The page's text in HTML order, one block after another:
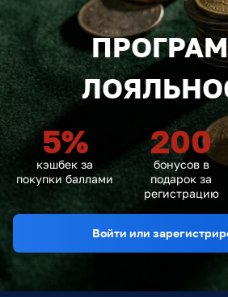
5%
кэшбек за
покупки баллами
200
бонусов в
подарок за
регистрацию
Войти или